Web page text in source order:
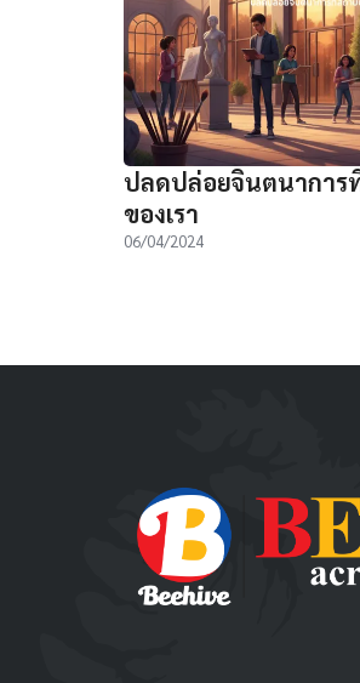
ปลดปล่อยจินตนากา
ของเรา
06/04/2024